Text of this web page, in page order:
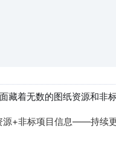
藏着无数的图纸资源和非
源+非标项目信息——持续